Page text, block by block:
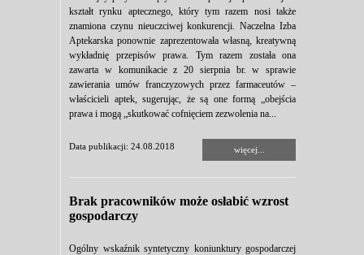
kształt rynku aptecznego, który tym razem nosi także
znamiona czynu nieuczciwej konkurencji. Naczelna Izba
Aptekarska ponownie zaprezentowała własną, kreatywną
wykładnię przepisów prawa. Tym razem została ona
zawarta w komunikacie z 20 sierpnia br. w sprawie
zawierania umów franczyzowych przez farmaceutów –
właścicieli aptek, sugerując, że są one formą „obejścia
prawa i mogą „skutkować cofnięciem zezwolenia na...
Data publikacji: 24.08.2018 więcej...
Brak pracowników może osłabić wzrost
gospodarczy
Ogólny wskaźnik syntetyczny koniunktury gospodarczej